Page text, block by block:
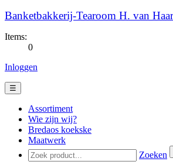
Banketbakkerij-Tearoom H. van
Items:
0
Inloggen
☰
Assortiment
Wie zijn wij?
Bredaos koekske
Maatwerk
Zoeken